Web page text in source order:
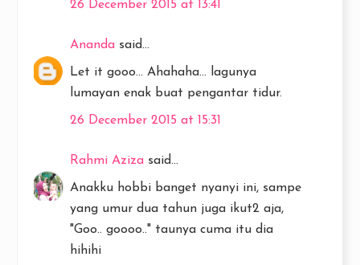
26 December 2015 at 13:41
Ananda said...
Let it gooo... Ahahaha... lagunya
lumayan enak buat pengantar tidur.
26 December 2015 at 15:31
Rahmi Aziza said...
Anakku hobbi banget nyanyi ini, sampe
yang umur dua tahun juga ikut2 aja,
"Goo.. goooo.." taunya cuma itu dia
hihihi